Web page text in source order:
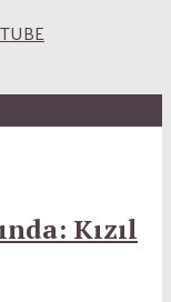
Kızıl